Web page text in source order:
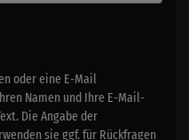
oder eine E-Mail
Namen und Ihre E-Mail-
Die Angabe der
sie ggf. für Rückfragen